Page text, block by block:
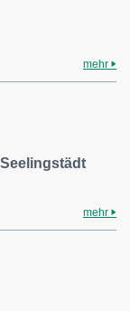
mehr
mehr